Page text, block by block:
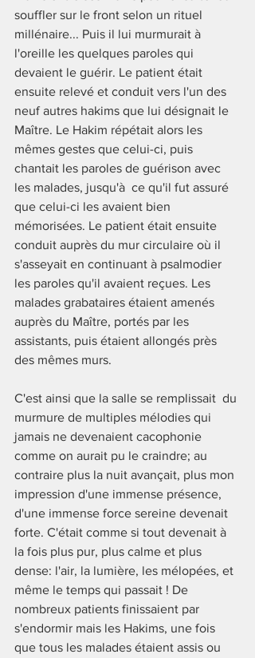
souffler sur le front selon un rituel
millénaire... Puis il lui murmurait à
l'oreille les quelques paroles qui
devaient le guérir. Le patient était
ensuite relevé et conduit vers l'un des
neuf autres hakims que lui désignait le
Maître. Le Hakim répétait alors les
mêmes gestes que celui-ci, puis
chantait les paroles de guérison avec
les malades, jusqu'à  ce qu'il fut assuré
que celui-ci les avaient bien
mémorisées. Le patient était ensuite
conduit auprès du mur circulaire où il
s'asseyait en continuant à psalmodier
les paroles qu'il avaient reçues. Les
malades grabataires étaient amenés
auprès du Maître, portés par les
assistants, puis étaient allongés près
des mêmes murs.
C'est ainsi que la salle se remplissait  du
murmure de multiples mélodies qui
jamais ne devenaient cacophonie
comme on aurait pu le craindre; au
contraire plus la nuit avançait, plus mon
impression d'une immense présence,
d'une immense force sereine devenait
forte. C'était comme si tout devenait à
la fois plus pur, plus calme et plus
dense: l'air, la lumière, les mélopées, et
même le temps qui passait ! De
nombreux patients finissaient par
s'endormir mais les Hakims, une fois
que tous les malades étaient assis ou